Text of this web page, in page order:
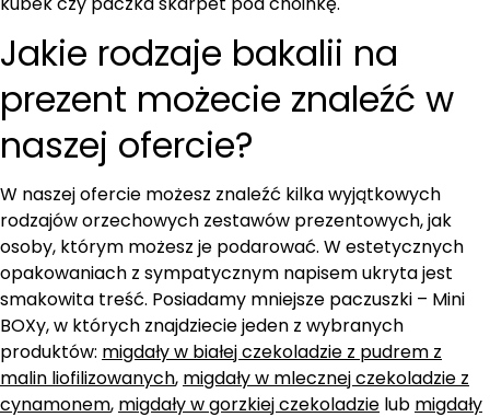
Jakie rodzaje bakalii na
prezent możecie znaleźć w
naszej ofercie?
W naszej ofercie możesz znaleźć kilka wyjątkowych
rodzajów orzechowych zestawów prezentowych, jak
osoby, którym możesz je podarować. W estetycznych
opakowaniach z sympatycznym napisem ukryta jest
smakowita treść. Posiadamy mniejsze paczuszki – Mini
BOXy, w których znajdziecie jeden z wybranych
produktów: migdały w białej czekoladzie z pudrem z
malin liofilizowanych, migdały w mlecznej czekoladzie z
cynamonem, migdały w gorzkiej czekoladzie lub migdały